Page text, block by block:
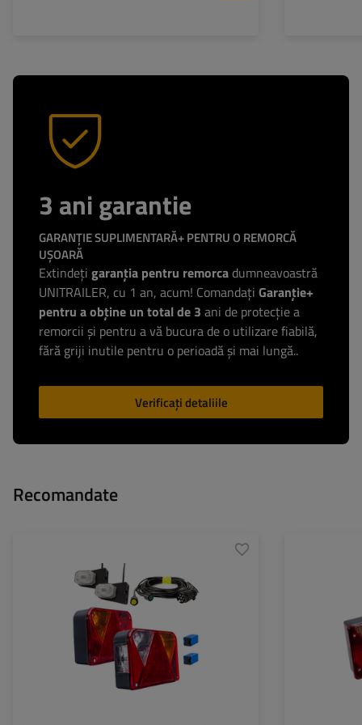
3 ani garantie
GARANȚIE SUPLIMENTARĂ+ PENTRU O REMORCĂ
UȘOARĂ
Extindeți garanția pentru remorcadumneavoastră
UNITRAILER, cu 1 an, acum! Comandați Garanție+
pentru a obține un total de 3 ani de protecție a
remorcii și pentru a vă bucura de o utilizare fiabilă,
fără griji inutile pentru o perioadă și mai lungă..
Verificați detaliile
Recomandate
Lungimea cablului:
5,2 m
bec
Lumină de poziție
de frână , Semnalizator
Lumină de ceață
de marcare ,Iluminarea
plăcuței de înmatriculare
Reflectorizant
Funcțiile lămpii: